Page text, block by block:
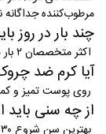
مرطوب‌کننده
چند بار در روز
اکثر متخصصان ۲ بار در روز (صبح و شب) را توصیه می‌کنند
آیا کرم ضد
روی پوست تمیز و
از چه سنی